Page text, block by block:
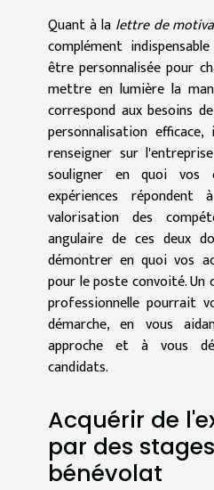
Quant à la lettre de
complément
être personnalisée pour
mettre en lumière la
correspond aux besoins
personnalisation
renseigner sur
souligner en quoi vos
expériences
valorisation des
angulaire de ces deux
démontrer en quoi vos
pour le poste convoité.
professionnelle pourrait
démarche, en vous
approche et à vous
candidats.
Acquérir de
par des
bénévolat